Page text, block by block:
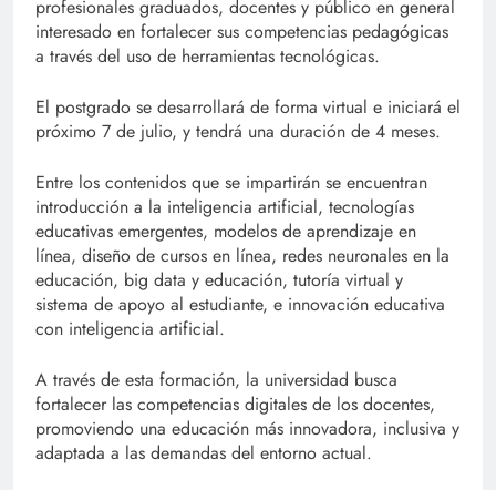
profesionales graduados, docentes y público en general
interesado en fortalecer sus competencias pedagógicas
a través del uso de herramientas tecnológicas.
El postgrado se desarrollará de forma virtual e iniciará el
próximo 7 de julio, y tendrá una duración de 4 meses.
Entre los contenidos que se impartirán se encuentran
introducción a la inteligencia artificial, tecnologías
educativas emergentes, modelos de aprendizaje en
línea, diseño de cursos en línea, redes neuronales en la
educación, big data y educación, tutoría virtual y
sistema de apoyo al estudiante, e innovación educativa
con inteligencia artificial.
A través de esta formación, la universidad busca
fortalecer las competencias digitales de los docentes,
promoviendo una educación más innovadora, inclusiva y
adaptada a las demandas del entorno actual.